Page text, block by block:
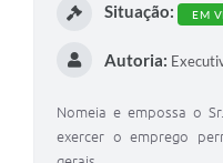
Situação: EM
Autoria:
Nomeia e empossa o
exercer o emprego